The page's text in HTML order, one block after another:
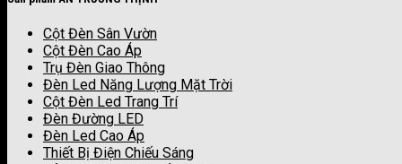
Cột Đèn Sân Vườn
Cột Đèn Cao Áp
Trụ Đèn Giao Thông
Đèn Led Năng Lượng Mặt Trời
Cột Đèn Led Trang Trí
Đèn Đường LED
Đèn Led Cao Áp
Thiết Bị Điện Chiếu Sáng